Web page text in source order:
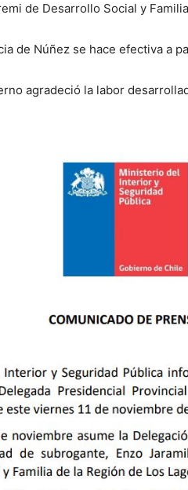
de Desarrollo Social y
de Núñez se hace efectiva a
agradeció la labor